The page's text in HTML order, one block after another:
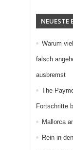
NEUESTE
Warum
falsch
ausbremst
The
Fortschritte
Mallorca
Rein in